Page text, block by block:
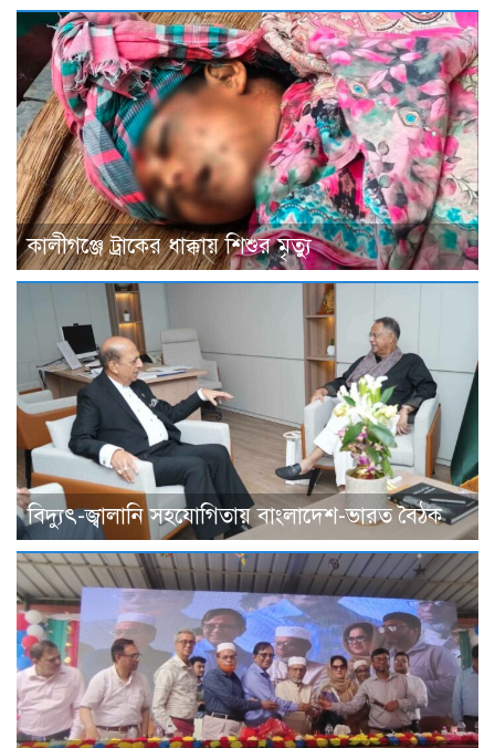
কালীগঞ্জে ট্রাকের ধাক্কায় শিশুর মৃত্যু
বিদ্যুৎ-জ্বালানি সহযোগিতায় বাংলাদেশ-ভারত বৈঠক